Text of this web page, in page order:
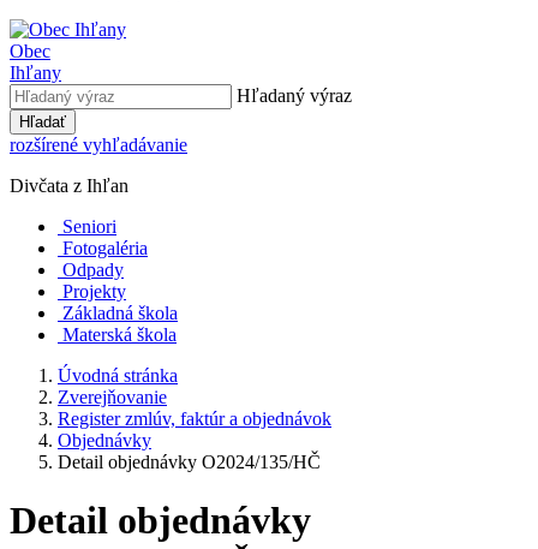
Obec
Ihľany
Hľadaný výraz
Hľadať
rozšírené vyhľadávanie
Divčata z Ihľan
Seniori
Fotogaléria
Odpady
Projekty
Základná škola
Materská škola
Úvodná stránka
Zverejňovanie
Register zmlúv, faktúr a objednávok
Objednávky
Detail objednávky O2024/135/HČ
Detail objednávky